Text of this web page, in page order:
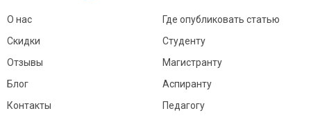
О нас
Скидки
Отзывы
Блог
Контакты
Где опубликовать статью
Студенту
Магистранту
Аспиранту
Педагогу